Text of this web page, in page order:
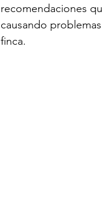
recomendaciones
causando
finca.